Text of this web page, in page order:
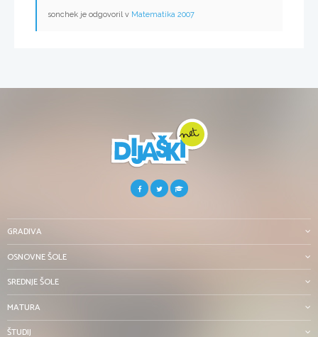
sonchek je odgovoril v Matematika 2007
GRADIVA
OSNOVNE ŠOLE
SREDNJE ŠOLE
MATURA
ŠTUDIJ